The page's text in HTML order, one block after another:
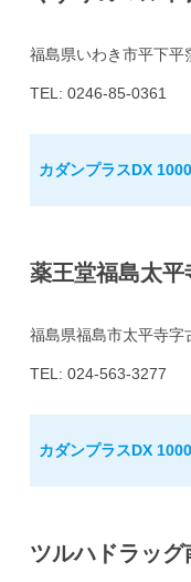
福島県いわき市平下平
TEL: 0246-85-0361
カダンプラスDX
薬王堂福島太平
福島県福島市太平寺字
TEL: 024-563-3277
カダンプラスDX
ツルハドラッ